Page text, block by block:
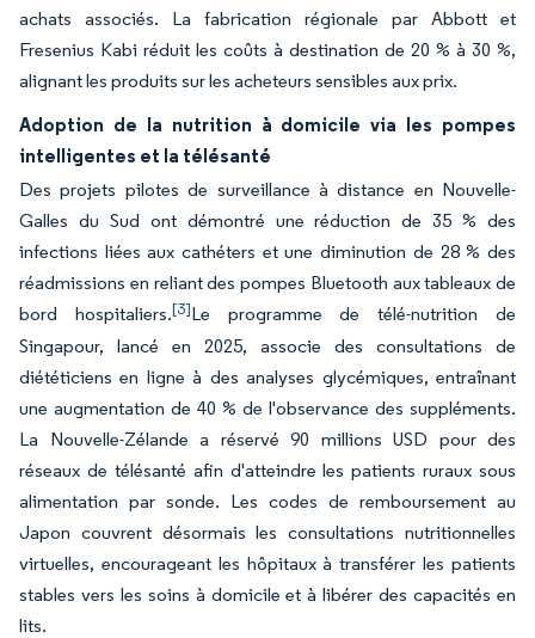
achats associés. La fabrication régionale par Abbott et
Fresenius Kabi réduit les coûts à destination de 20 % à 30 %,
alignant les produits sur les acheteurs sensibles aux prix.
Adoption de la nutrition à domicile via les pompes
intelligentes et la télésanté
Des projets pilotes de surveillance à distance en Nouvelle-
Galles du Sud ont démontré une réduction de 35 % des
infections liées aux cathéters et une diminution de 28 % des
réadmissions en reliant des pompes Bluetooth aux tableaux de
bord hospitaliers.[3]Le programme de télé-nutrition de
Singapour, lancé en 2025, associe des consultations de
diététiciens en ligne à des analyses glycémiques, entraînant
une augmentation de 40 % de l'observance des suppléments.
La Nouvelle-Zélande a réservé 90 millions USD pour des
réseaux de télésanté afin d'atteindre les patients ruraux sous
alimentation par sonde. Les codes de remboursement au
Japon couvrent désormais les consultations nutritionnelles
virtuelles, encourageant les hôpitaux à transférer les patients
stables vers les soins à domicile et à libérer des capacités en
lits.